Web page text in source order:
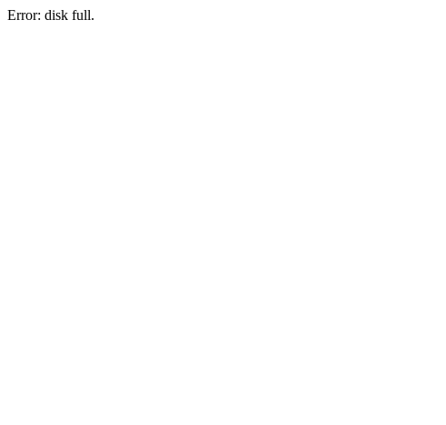
Error: disk full.